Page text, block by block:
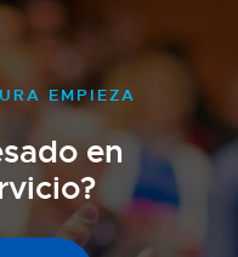
EMPIEZA
en